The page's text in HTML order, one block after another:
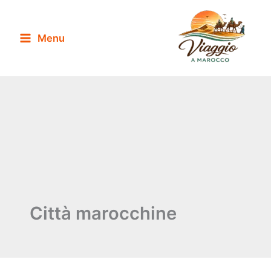
contenutoMenu
Città marocchine